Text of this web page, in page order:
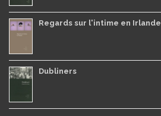
Regards sur l'intime en Irlande
Dubliners